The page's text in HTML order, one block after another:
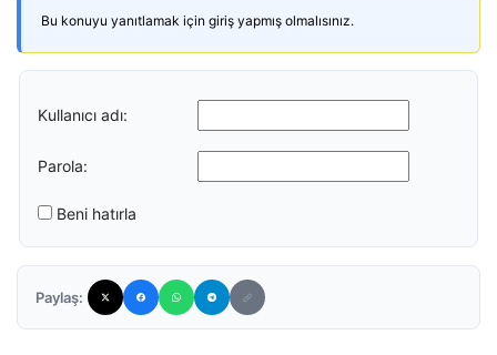
Bu konuyu yanıtlamak için giriş yapmış olmalısınız.
Kullanıcı adı:
Parola:
Beni hatırla
Paylaş: